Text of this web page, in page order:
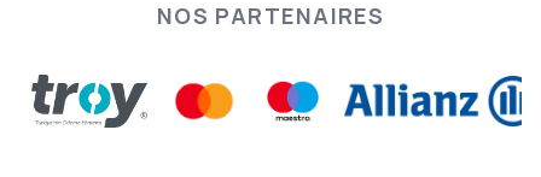
NOS PARTENAIRES